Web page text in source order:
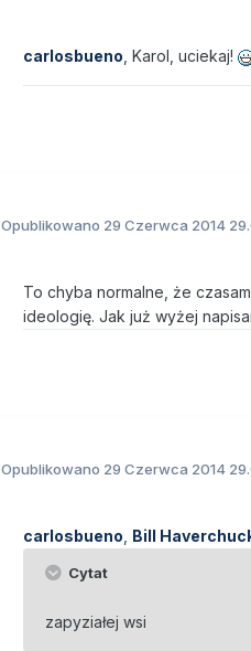
carlosbueno , Karol, uciekaj!
Opublikowano 29 Czerwca 2014
To chyba normalne, że
ideologię. Jak już wyżej
Opublikowano 29 Czerwca 2014
carlosbueno Bill
Cytat
zapyziałej wsi